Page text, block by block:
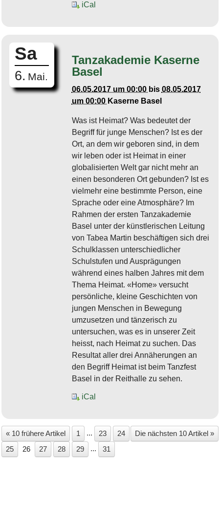
iCal
Sa
6. Mai.
Tanzakademie Kaserne
Basel
06.05.2017 um 00:00 bis 08.05.2017
um 00:00 Kaserne Basel
Was ist Heimat? Was bedeutet der
Begriff für junge Menschen? Ist es der
Ort, an dem wir geboren sind, in dem
wir leben oder ist Heimat in einer
globalisierten Welt gar nicht mehr an
einen besonderen Ort gebunden? Ist es
vielmehr eine bestimmte Person, eine
Sprache oder eine Atmosphäre? Im
Rahmen der ersten Tanzakademie
Basel unter der künstlerischen Leitung
von Tabea Martin beschäftigen sich drei
Schulklassen unterschiedlicher
Schulstufen und Ausprägungen
während eines halben Jahres mit dem
Thema Heimat. «Home» versucht
persönliche, kleine Geschichten von
jungen Menschen in Bewegung
umzusetzen und tänzerisch zu
untersuchen, was es in unserer Zeit
heisst, nach Heimat zu suchen. Das
Resultat aller drei Annäherungen an
den Begriff Heimat ist beim Tanzfest
Basel in der Reithalle zu sehen.
iCal
« 10 frühere Artikel Die nächsten 10 Artikel »
1 ... 23
24
25
26 27 28 29 ... 31